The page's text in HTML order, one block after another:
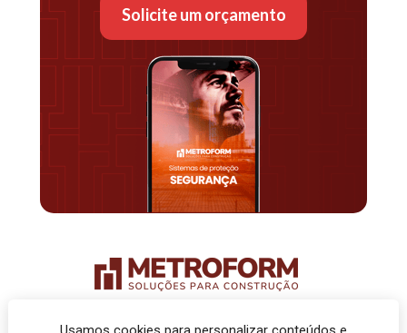
Solicite um orçamento